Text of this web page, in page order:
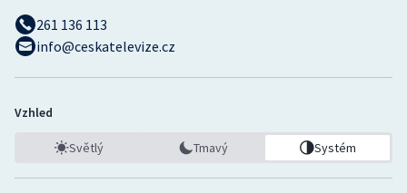
261 136 113
info@ceskatelevize.cz
Vzhled
Světlý Tmavý Systém